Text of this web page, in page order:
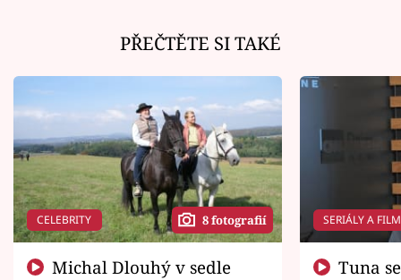
Sledujte nás
PŘEČTĚTE SI TAKÉ
CELEBRITY 8 fotografií SERIÁLY A